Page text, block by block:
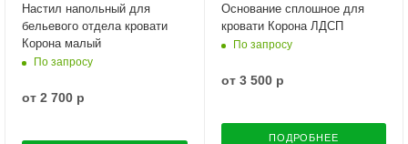
Настил напольный для
бельевого отдела кровати
Корона малый
По запросу
от 2 700 р
Основание сплошное для
кровати Корона ЛДСП
По запросу
от 3 500 р
ПОДРОБНЕЕ